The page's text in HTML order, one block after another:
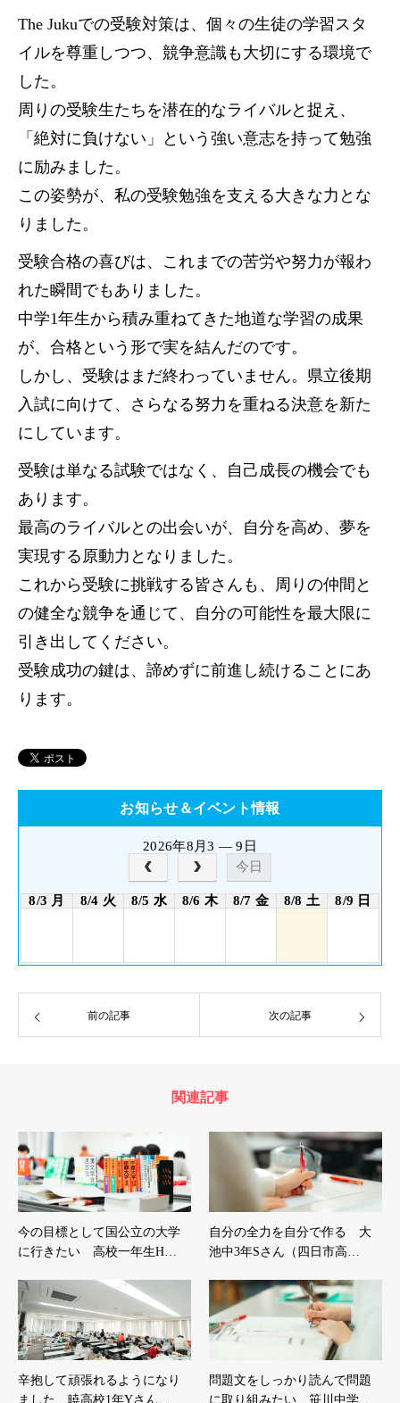
The Jukuでの受験対策は、個々の生徒の学習スタ
イルを尊重しつつ、競争意識も大切にする環境で
した。
周りの受験生たちを潜在的なライバルと捉え、
「絶対に負けない」という強い意志を持って勉強
に励みました。
この姿勢が、私の受験勉強を支える大きな力とな
りました。
受験合格の喜びは、これまでの苦労や努力が報わ
れた瞬間でもありました。
中学1年生から積み重ねてきた地道な学習の成果
が、合格という形で実を結んだのです。
しかし、受験はまだ終わっていません。県立後期
入試に向けて、さらなる努力を重ねる決意を新た
にしています。
受験は単なる試験ではなく、自己成長の機会でも
あります。
最高のライバルとの出会いが、自分を高め、夢を
実現する原動力となりました。
これから受験に挑戦する皆さんも、周りの仲間と
の健全な競争を通じて、自分の可能性を最大限に
引き出してください。
受験成功の鍵は、諦めずに前進し続けることにあ
ります。
お知らせ＆イベント情報
2026年8月3 — 9日
今日
8/3 月 8/4 火 8/5 水 8/6 木 8/7 金 8/8 土 8/9 日
前の記事 次の記事
関連記事
今の目標として国公立の大学
に行きたい 高校一年生H…
自分の全力を自分で作る 大
池中3年Sさん（四日市高…
辛抱して頑張れるようになり
ました 暁高校1年Yさん…
問題文をしっかり読んで問題
に取り組みたい 笹川中学…